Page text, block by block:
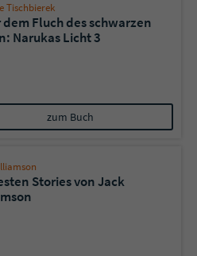
Tischbierek
Fluch des schwarzen
Narukas Licht 3
zum Buch
Stories von Jack